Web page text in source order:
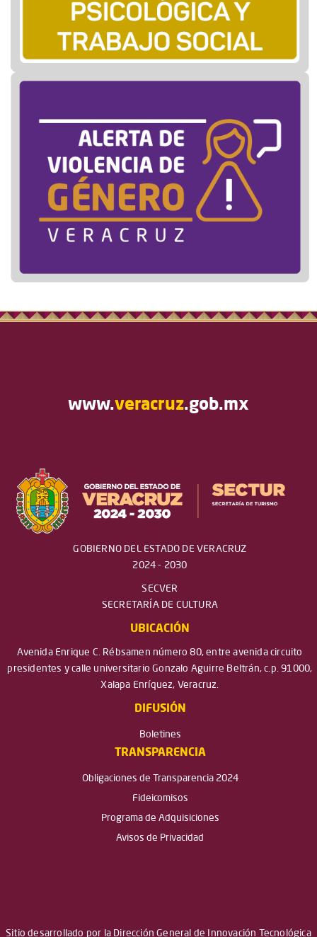
www.veracruz.gob.mx
GOBIERNO DEL ESTADO DE VERACRUZ
2024 - 2030
SECVER
SECRETARÍA DE CULTURA
UBICACIÓN
Avenida Enrique C. Rébsamen número 80, entre avenida circuito
presidentes y calle universitario Gonzalo Aguirre Beltrán, c.p. 91000,
Xalapa Enríquez, Veracruz.
DIFUSIÓN
Boletines
TRANSPARENCIA
Obligaciones de Transparencia 2024
Fideicomisos
Programa de Adquisiciones
Avisos de Privacidad
Sitio desarrollado por la Dirección General de Innovación Tecnológica